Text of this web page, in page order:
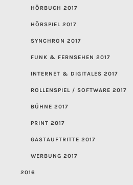
HÖRBUCH 2017
HÖRSPIEL 2017
SYNCHRON 2017
FUNK & FERNSEHEN 2017
INTERNET & DIGITALES 2017
ROLLENSPIEL / SOFTWARE 2017
BÜHNE 2017
PRINT 2017
GASTAUFTRITTE 2017
WERBUNG 2017
2016